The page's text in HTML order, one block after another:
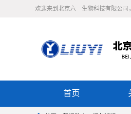
欢迎来到北京六一生物科技有限公
首页